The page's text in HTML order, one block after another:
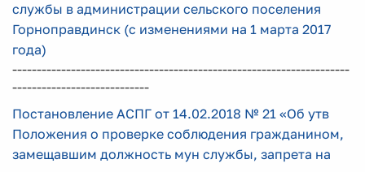
службы в администрации сельского поселения
Горноправдинск (с изменениями на 1 марта 2017
года)
---------------------------------------------------------------------
----------------------------
Постановление АСПГ от 14.02.2018 № 21 «Об утв
Положения о проверке соблюдения гражданином,
замещавшим должность мун службы, запрета на